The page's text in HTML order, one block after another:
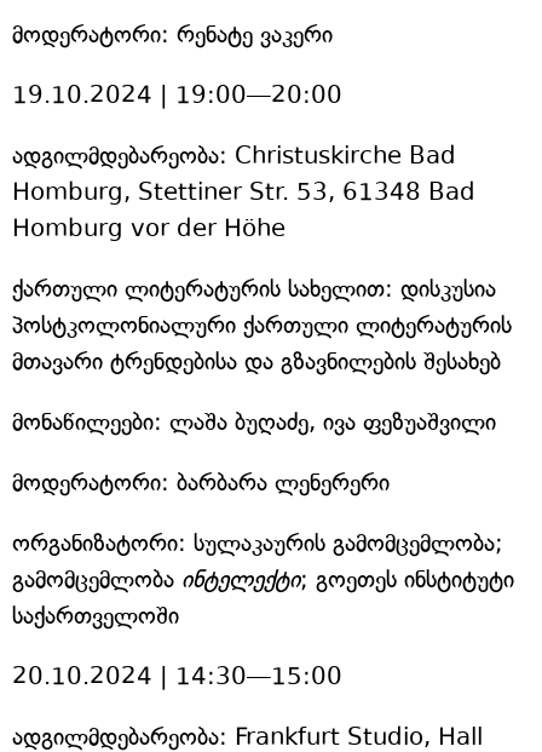
მოდერატორი: რენატე ვაკერი
19.10.2024 | 19:00—20:00
ადგილმდებარეობა: Christuskirche Bad
Homburg, Stettiner Str. 53, 61348 Bad
Homburg vor der Höhe
ქართული ლიტერატურის სახელით: დისკუსია
პოსტკოლონიალური ქართული ლიტერატურის
მთავარი ტრენდებისა და გზავნილების შესახებ
მონაწილეები: ლაშა ბუღაძე, ივა ფეზუაშვილი
მოდერატორი: ბარბარა ლენერერი
ორგანიზატორი: სულაკაურის გამომცემლობა;
გამომცემლობა ინტელექტი; გოეთეს ინსტიტუტი
საქართველოში
20.10.2024 | 14:30—15:00
ადგილმდებარეობა: Frankfurt Studio, Hall